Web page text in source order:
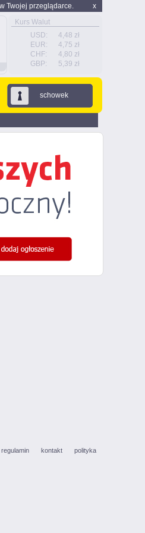
x
Twojej przeglądarce.
Kurs Walut
USD:
4,48 zł
EUR:
4,75 zł
CHF:
4,80 zł
GBP:
5,39 zł
schowek
regulamin kontakt polityka